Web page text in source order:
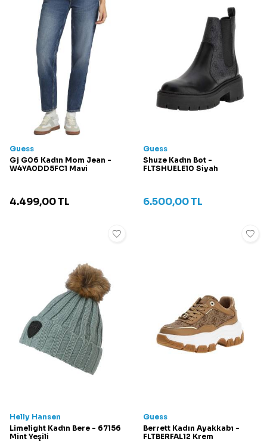
Guess
Gj G06 Kadın Mom Jean -
W4YA0DD5FC1 Mavi
4.499,00TL
Guess
Shuze Kadın Bot -
FLTSHUELE10 Siyah
6.500,00TL
Helly Hansen
Limelight Kadın Bere - 67156
Mint Yeşili
Guess
Berrett Kadın Ayakkabı -
FLTBERFAL12 Krem